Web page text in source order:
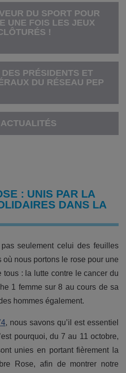
DU SPORT POUR
UNE FOIS LES JEUX
!
PRÉSIDENTS ET
DU RÉSEAU PEP
: UNIS PAR LA
DANS LA
pas seulement celui des feuilles
où nous portons le rose pour une
: la lutte contre le cancer du
1 femme sur 8 au cours de sa
hommes également.
, nous savons qu’il est essentiel
pourquoi, du 7 au 11 octobre,
unies en portant fièrement la
Rose, afin de montrer notre